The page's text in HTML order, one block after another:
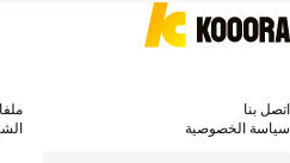
اتصل بنا
سياسة الخصوصية